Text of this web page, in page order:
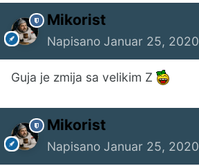
Panasonic
Fostex
Seas
Mikorist
Napisano Januar 25, 2020
Guja je zmija sa velikim Z
Mikorist
Napisano Januar 25, 2020